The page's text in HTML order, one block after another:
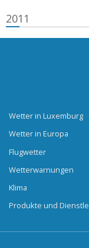
2011
Wetter in Luxemburg
Wetter in Europa
Flugwetter
Wetterwarnungen
Klima
Produkte und